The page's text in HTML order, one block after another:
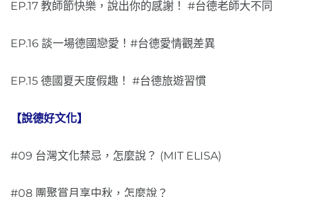
EP.17 教師節快樂，說出你的感謝！ #台德老師大不同
EP.16 談一場德國戀愛！#台德愛情觀差異
EP.15 德國夏天度假趣！ #台德旅遊習慣
【說德好文化】
#09 台灣文化禁忌，怎麼說？ (MIT ELISA)
#08 團聚賞月享中秋，怎麼說？